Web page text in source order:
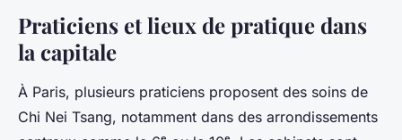
Praticiens et lieux de pratique dans
la capitale
À Paris, plusieurs praticiens proposent des soins de
Chi Nei Tsang, notamment dans des arrondissements